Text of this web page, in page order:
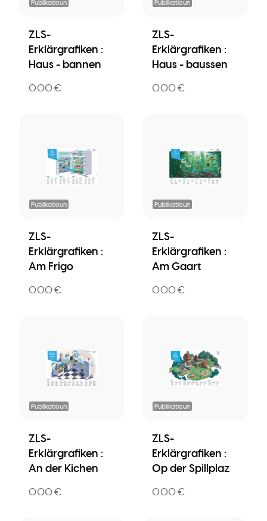
Publikatioun
ZLS-
Erklärgrafiken :
Haus - bannen
0.00 €
Publikatioun
ZLS-
Erklärgrafiken :
Haus - baussen
0.00 €
Publikatioun
ZLS-
Erklärgrafiken :
Am Frigo
0.00 €
Publikatioun
ZLS-
Erklärgrafiken :
Am Gaart
0.00 €
Publikatioun
ZLS-
Erklärgrafiken :
An der Kichen
0.00 €
Publikatioun
ZLS-
Erklärgrafiken :
Op der Spillplaz
0.00 €